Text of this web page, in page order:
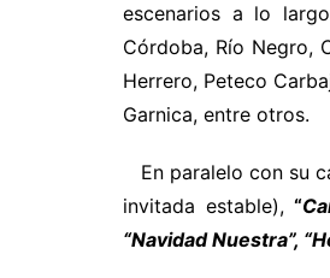
escenarios a lo
Córdoba, Río Negro,
Herrero, Peteco
Garnica, entre otros.
En paralelo con su
invitada estable),“
“Navidad Nuestra”,